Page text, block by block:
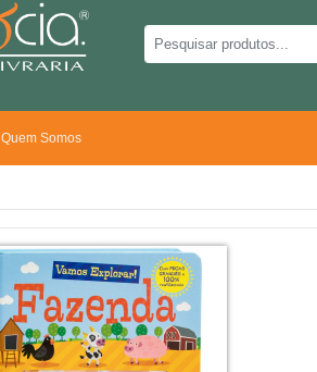
Quem Somos